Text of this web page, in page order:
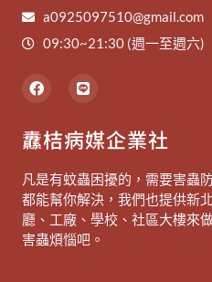
纛桔病媒企業社
凡是有蚊蟲困擾的，需要害蟲
都能幫你解決，我們也提供新
廳、工廠、學校、社區大樓來
害蟲煩惱吧。
a0925097510@gmail.com
09:30~21:30 (週一至週六)
F
a
b
o
k
L
i